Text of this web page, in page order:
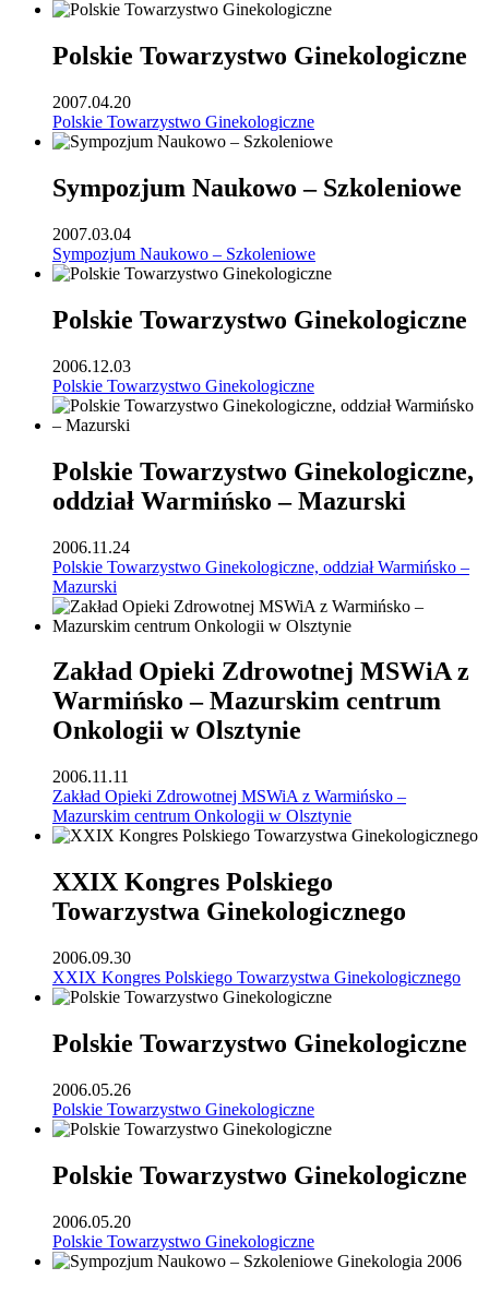
Polskie Towarzystwo Ginekologiczne
2007.04.20
Polskie Towarzystwo Ginekologiczne
Sympozjum Naukowo – Szkoleniowe
2007.03.04
Sympozjum Naukowo – Szkoleniowe
Polskie Towarzystwo Ginekologiczne
2006.12.03
Polskie Towarzystwo Ginekologiczne
Polskie Towarzystwo Ginekologiczne,
oddział Warmińsko – Mazurski
2006.11.24
Polskie Towarzystwo Ginekologiczne, oddział Warmińsko –
Mazurski
Zakład Opieki Zdrowotnej MSWiA z
Warmińsko – Mazurskim centrum
Onkologii w Olsztynie
2006.11.11
Zakład Opieki Zdrowotnej MSWiA z Warmińsko –
Mazurskim centrum Onkologii w Olsztynie
XXIX Kongres Polskiego
Towarzystwa Ginekologicznego
2006.09.30
XXIX Kongres Polskiego Towarzystwa Ginekologicznego
Polskie Towarzystwo Ginekologiczne
2006.05.26
Polskie Towarzystwo Ginekologiczne
Polskie Towarzystwo Ginekologiczne
2006.05.20
Polskie Towarzystwo Ginekologiczne